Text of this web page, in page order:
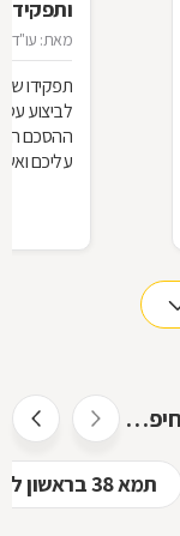
מאת: עו"ד
תפקידו
ההסכם
עליכם
אנשים שחיפשו עורכי דין - דיני מקרקעין חיפשו גם
תמא 38 בראשון לציון